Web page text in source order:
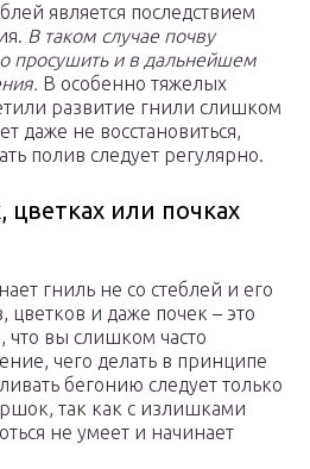
является последствием
В таком случае почву
просушить и в дальнейшем
В особенно тяжелых
развитие гнили слишком
даже не восстановиться,
полив следует регулярно.
цветках или почках
гниль не со стеблей и его
цветков и даже почек – это
что вы слишком часто
чего делать в принципе
бегонию следует только
так как с излишками
не умеет и начинает